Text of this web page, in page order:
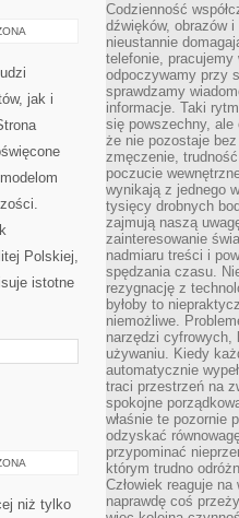
jak i
Polskiej,
istotne
niż tylko
Codzienność
dźwięków, obrazów
nieustannie
telefonie, pracujemy
odpoczywamy przy
sprawdzamy
informacje. Taki
się powszechny, ale
że nie pozostaje
zmęczenie,
poczucie
wynikają z jednego
tysięcy drobnych
zajmują naszą
zainteresowanie
nadmiaru treści i
spędzania czasu.
rezygnację z
byłoby to
niemożliwe.
narzędzi cyfrowych,
używaniu. Kiedy
automatycznie
traci przestrzeń na
spokojne
właśnie te pozornie
odzyskać
przypominać
którym trudno
Człowiek reaguje
naprawdę coś